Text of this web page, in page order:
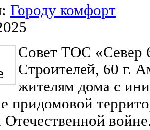
Городу комфорт
Совет ТОС «Север
Строителей, 60 г.
жителям дома с
придомовой
Отечественной